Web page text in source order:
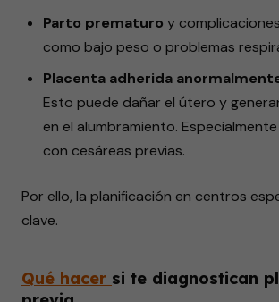
Parto prematuro y
como bajo peso o problemas
Placenta adherida
Esto puede dañar el útero y
en el alumbramiento.
con cesáreas previas.
Por ello, la planificación en centros
clave.
Qué hacer si te diagnostican